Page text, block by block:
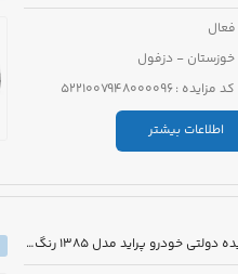
فعال
خوزستان - دزفول
کد مزایده : 5221007948000096
اطلاعات بیشتر
مزایده دولتی خودرو پراید مدل 1385 رنگ نقره ای